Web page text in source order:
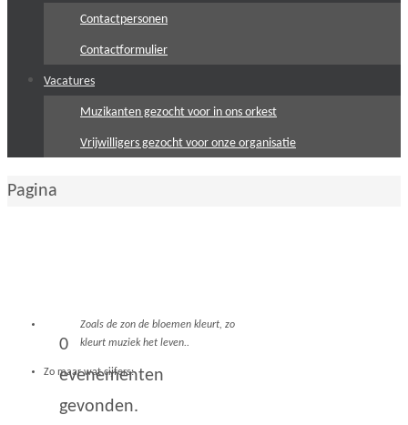
Contactpersonen
Contactformulier
Vacatures
Muzikanten gezocht voor in ons orkest
Vrijwilligers gezocht voor onze organisatie
Home
Pagina
0
evenementen
gevonden.
Zoals de zon de bloemen kleurt, zo
kleurt muziek het leven..
Zo maar wat cijfers: